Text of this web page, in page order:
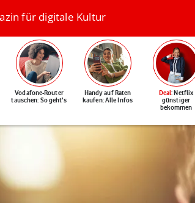
für digitale Kultur
Vodafone-Router
tauschen: So geht's
Handy auf Raten
kaufen: Alle Infos
Deal: Netflix
günstiger
bekommen